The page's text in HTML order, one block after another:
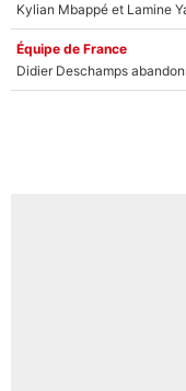
Équipe de France